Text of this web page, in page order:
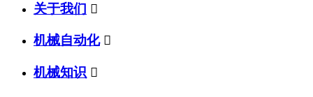
关于我们 
机械自动化 
机械知识 